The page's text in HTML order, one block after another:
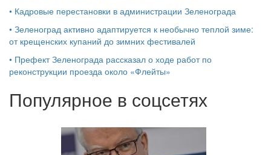
• Кадровые перестановки в администрации Зеленограда
• Зеленоград активно адаптируется к необычно теплой зиме:
от крещенских купаний до зимних фестивалей
• Префект Зеленограда рассказал о ходе работ по
реконструкции проезда около «Флейты»
Популярное в соцсетях